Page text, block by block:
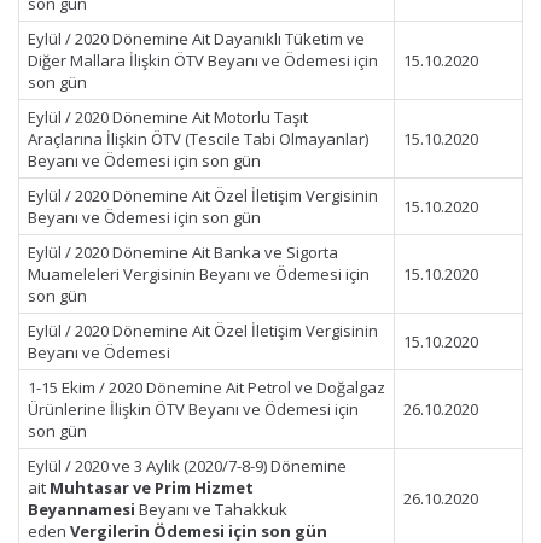
Eylül / 2020 Dönemine Ait Dayanıklı Tüketim ve
Diğer Mallara İlişkin ÖTV Beyanı ve Ödemesi için
son gün
15.10.2020
Eylül / 2020 Dönemine Ait Motorlu Taşıt
Araçlarına İlişkin ÖTV (Tescile Tabi Olmayanlar)
Beyanı ve Ödemesi için son gün
15.10.2020
Eylül / 2020 Dönemine Ait Özel İletişim Vergisinin
Beyanı ve Ödemesi için son gün
15.10.2020
Eylül / 2020 Dönemine Ait Banka ve Sigorta
Muameleleri Vergisinin Beyanı ve Ödemesi için
son gün
15.10.2020
Eylül / 2020 Dönemine Ait Özel İletişim Vergisinin
Beyanı ve Ödemesi
15.10.2020
1-15 Ekim / 2020 Dönemine Ait Petrol ve Doğalgaz
Ürünlerine İlişkin ÖTV Beyanı ve Ödemesi için
son gün
26.10.2020
Eylül / 2020 ve 3 Aylık (2020/7-8-9) Dönemine
ait Muhtasar ve Prim Hizmet
Beyannamesi Beyanı ve Tahakkuk
eden Vergilerin Ödemesi için son gün
26.10.2020